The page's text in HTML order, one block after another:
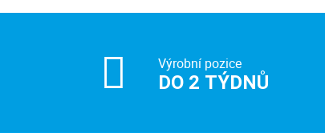
Výrobní pozice
DO 2 TÝDNŮ